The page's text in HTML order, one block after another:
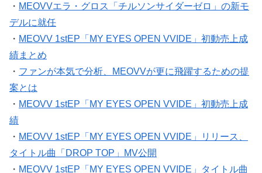
・ MEOVVエラ・グロス「チルソンサイダーゼロ」の新モ
デルに就任
・ MEOVV 1stEP「MY EYES OPEN VVIDE」初動売上成
績まとめ
・ ファンが本気で分析、MEOVVが更に飛躍するための提
案とは
・ MEOVV 1stEP「MY EYES OPEN VVIDE」初動売上成
績
・ MEOVV 1stEP「MY EYES OPEN VVIDE」リリース、
タイトル曲「DROP TOP」MV公開
・ MEOVV 1stEP「MY EYES OPEN VVIDE」タイトル曲